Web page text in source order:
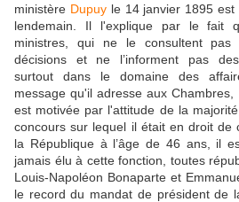
ministère Dupuyle 14 janvier 1895 est
lendemain. Il l'explique par le fait
ministres, qui ne le consultent
décisions et ne l’informent pas
surtout dans le domaine des
message qu'il adresse aux
est motivée par l'attitude de la
concours sur lequel il était en droit de
la République à l’âge de 46 ans, il
jamais élu à cette fonction, toutes
Louis-Napoléon Bonaparte et
le record du mandat de président de